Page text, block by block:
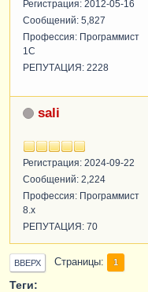
Регистрация: 2012-05-16
Сообщений: 5,827
Профессия: Программист
1С
РЕПУТАЦИЯ: 2228
sali
Регистрация: 2024-09-22
Сообщений: 2,224
Профессия: Программист
8.x
РЕПУТАЦИЯ: 70
ВВЕРХ Страницы 1
Теги: